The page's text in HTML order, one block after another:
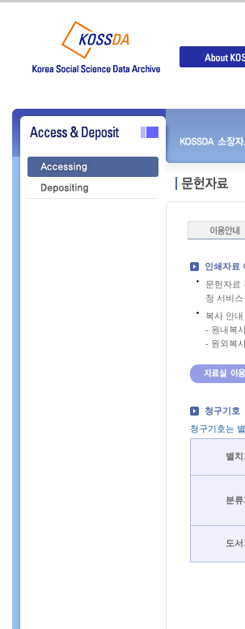
인쇄자료
문헌자료
청 서비스
복사 안내
- 원내복
- 원외복
청구기호
청구기호는
별치
분류
도